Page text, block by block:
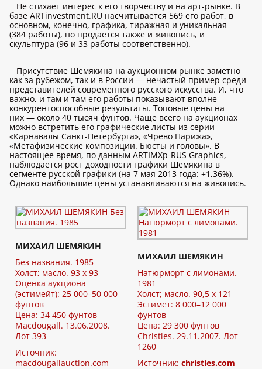
Не стихает интерес к его творчеству и на арт-рынке. В
базе ARTinvestment.RU насчитывается 569 его работ, в
основном, конечно, графика, тиражная и уникальная
(384 работы), но продается также и живопись, и
скульптура (96 и 33 работы соответственно).
Присутствие Шемякина на аукционном рынке заметно
как за рубежом, так и в России — нечастый пример среди
представителей современного русского искусства. И, что
важно, и там и там его работы показывают вполне
конкурентоспособные результаты. Топовые цены на
них — около 40 тысяч фунтов. Чаще всего на аукционах
можно встретить его графические листы из серии
«Карнавалы Санкт-Петербурга», «Чрево Парижа»,
«Метафизические композиции. Бюсты и головы». В
настоящее время, по данным ARTIMXp-RUS Graphics,
наблюдается рост доходности графики Шемякина в
сегменте русской графики (на 7 мая 2013 года: +1,36%).
Однако наибольшие цены устанавливаются на живопись.
МИХАИЛ ШЕМЯКИН
Без названия. 1985
Холст; масло. 93 x 93
Оценка аукциона
(эстимейт): 25 000–50 000
фунтов
Цена: 34 450 фунтов
Macdougall. 13.06.2008.
Лот 393
Источник:
macdougallauction.com
МИХАИЛ ШЕМЯКИН
Натюрморт с лимонами.
1981
Холст; масло. 90,5 x 121
Эстимет: 8 000–12 000
фунтов
Цена: 29 300 фунтов
Christies. 29.11.2007. Лот
1260
Источник: christies.com